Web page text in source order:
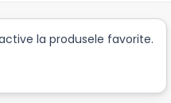
la produsele favorite.